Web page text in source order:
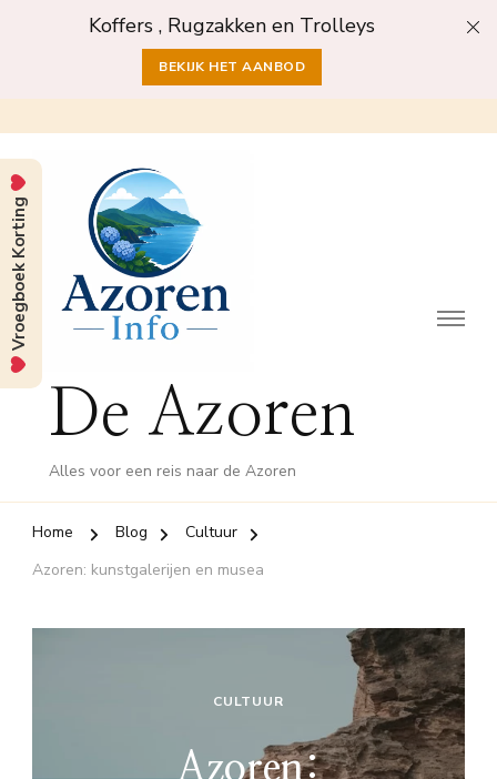
Koffers , Rugzakken en Trolleys
BEKIJK HET AANBOD
De Azoren
Alles voor een reis naar de Azoren
Home Blog
Cultuur
Azoren: kunstgalerijen en musea
CULTUUR
Azoren:
Vroegboek Korting